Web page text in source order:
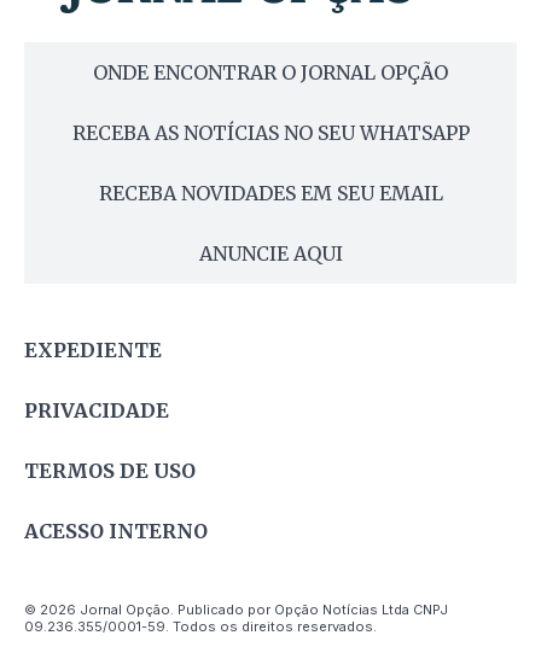
ONDE ENCONTRAR O JORNAL OPÇÃO
RECEBA AS NOTÍCIAS NO SEU WHATSAPP
RECEBA NOVIDADES EM SEU EMAIL
ANUNCIE AQUI
EXPEDIENTE
PRIVACIDADE
TERMOS DE USO
ACESSO INTERNO
© 2026 Jornal Opção. Publicado por Opção Notícias Ltda CNPJ
09.236.355/0001-59. Todos os direitos reservados.